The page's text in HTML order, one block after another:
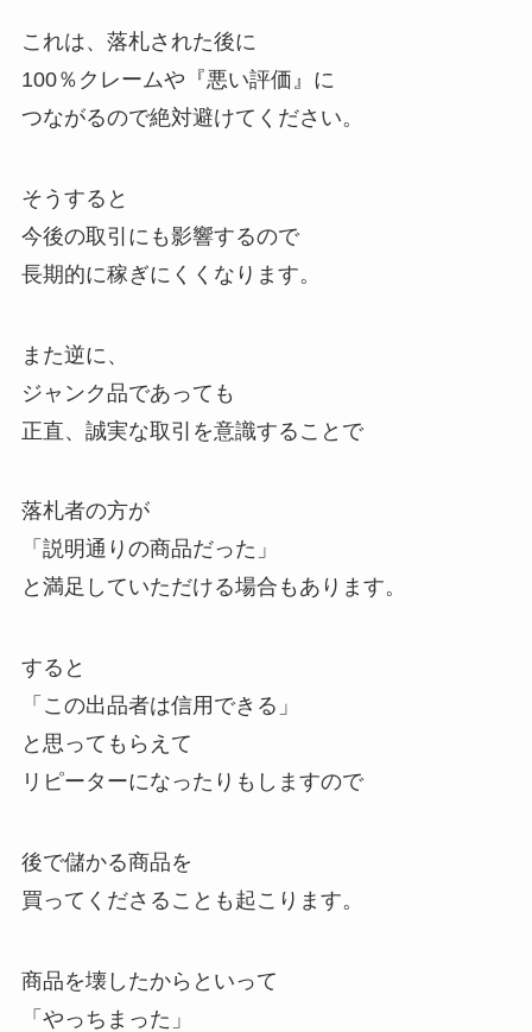
これは、落札された後に
100％クレームや『悪い評価』に
つながるので絶対避けてください。
そうすると
今後の取引にも影響するので
長期的に稼ぎにくくなります。
また逆に、
ジャンク品であっても
正直、誠実な取引を意識することで
落札者の方が
「説明通りの商品だった」
と満足していただける場合もあります。
すると
「この出品者は信用できる」
と思ってもらえて
リピーターになったりもしますので
後で儲かる商品を
買ってくださることも起こります。
商品を壊したからといって
「やっちまった」